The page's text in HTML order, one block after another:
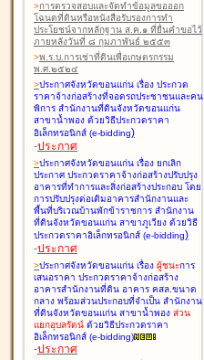
>การตรวจสอบและจัดทำข้อมูลขอออก
โฉนดที่ดินหรือหนังสือรับรองการทำ
ประโยชน์จากหลักฐาน ส.ค.๑ ที่ยื่นคำขอไว้
ภายหลังวันที่ ๘ กุมภาพันธ์ ๒๕๕๓
>พ.ร.บ.การเช่าที่ดินเพื่อเกษตรกรรม
พ.ศ.๒๕๒๔
>ประกาศจังหวัดขอนแก่น เรื่อง ประกวด
ราคาจ้างก่อสร้างที่จอดรถประชาชนและคน
พิการ สำนักงานที่ดินจังหวัดขอนแก่น
สาขาน้ำพอง ด้วยวิธีประกวดราคา
อิเล็กทรอนิกส์ (e-bidding)
-ประกาศ
>ประกาศจังหวัดขอนแก่น เรื่อง ยกเลิก
ประกาศ ประกวดราคาจ้างก่อสร้างปรับปรุง
อาคารที่ทำการและสิ่งก่อสร้างประกอบ โดย
การปรับปรุงต่อเติมอาคารสำนักงานและ
พื้นที่บริเวณบ้านพักข้าราชการ สำนักงาน
ที่ดินจังหวัดขอนแก่น สาขาภูเวียง ด้วยวิธี
ประกวดราคาอิเล็กทรอนิกส์ (e-bidding)
-ประกาศ
>ประกาศจังหวัดขอนแก่น เรื่อง ผู้ชนะการ
เสนอราคา ประกวดราคาจ้างก่อสร้าง
อาคารสำนักงานที่ดิน อาคาร คสล.ขนาด
กลาง พร้อมส่วนประกอบที่จำเป็น สำนักงาน
ที่ดินจังหวัดขอนแก่น สาขาน้ำพอง ส่วน
แยกอุบลรัตน์ ด้วยวิธีประกวดราคา
อิเล็กทรอนิกส์ (e-bidding)
-ประกาศ